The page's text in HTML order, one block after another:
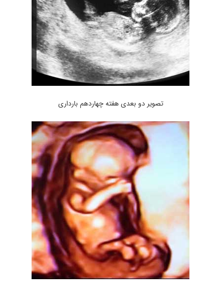
تصویر دو بعدی هفته چهاردهم بارداری